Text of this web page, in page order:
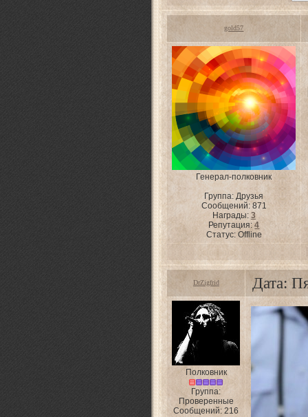
gold57
Генерал-полковник
Группа: Друзья
Сообщений: 871
Награды: 3
Репутация:4
Статус: Offline
DrZigfrid Дата:
Полковник
Группа:
Проверенные
Сообщений:216